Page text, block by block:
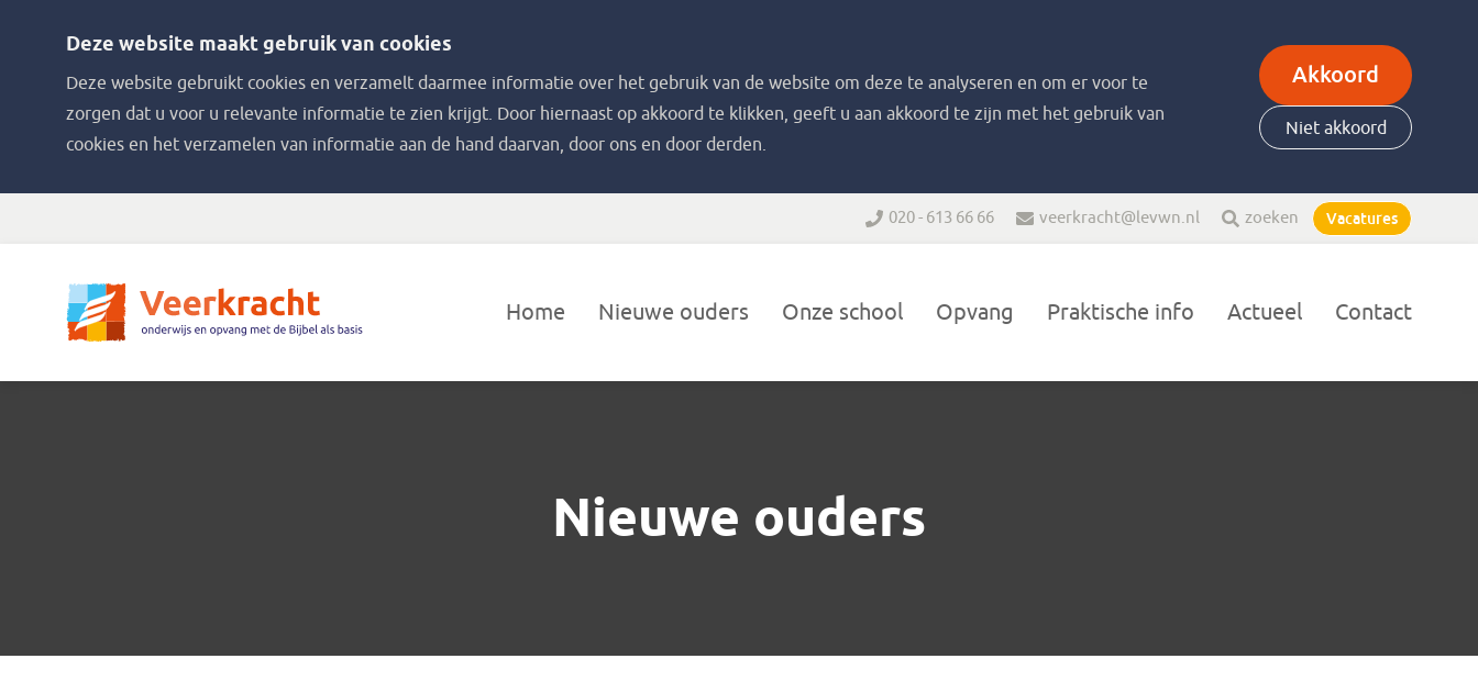
Deze website maakt gebruik van cookies
Deze website gebruikt cookies en verzamelt daarmee informatie over het gebruik van de website om deze te analyseren en om er voor te
zorgen dat u voor u relevante informatie te zien krijgt. Door hiernaast op akkoord te klikken, geeft u aan akkoord te zijn met het gebruik van
cookies en het verzamelen van informatie aan de hand daarvan, door ons en door derden.
Akkoord
Niet akkoord
020 - 613 66 66 veerkracht@levwn.nl zoeken Vacatures
Home Nieuwe ouders Onze school Opvang Praktische info Actueel Contact
Nieuwe ouders